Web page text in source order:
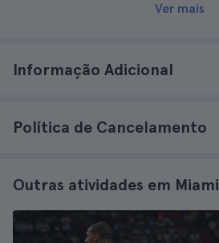
Ver mais
Informação Adicional
Política de Cancelamento
Outras atividades em Miami